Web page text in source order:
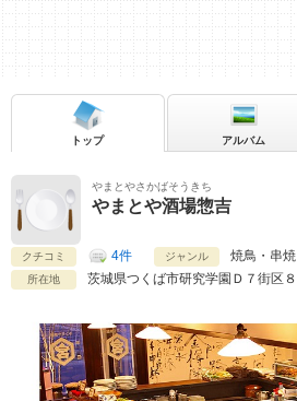
やまとやさかばそうきち
やまとや酒場惣吉
クチコミ 4件 ジャンル 焼鳥・串焼
所在地 茨城県つくば市研究学園Ｄ７街区８
トップ アルバム